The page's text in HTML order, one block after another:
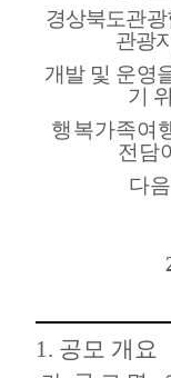
경상북도관
관광
개발 및 운영
기
행복가족여
전담
다
1. 공모 개요